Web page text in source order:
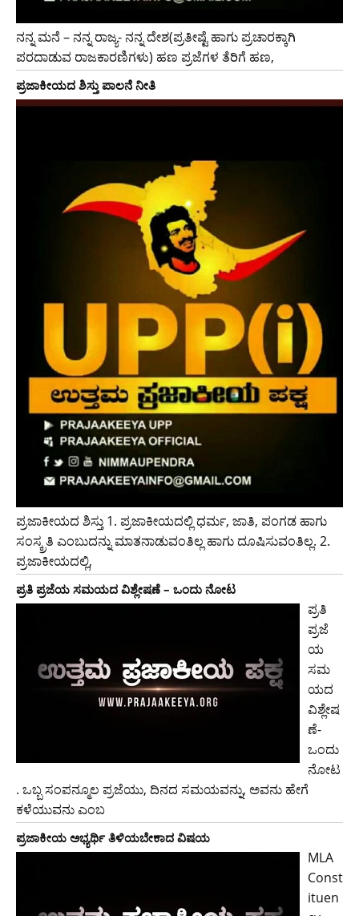
ನನ್ನ ಮನೆ – ನನ್ನ ರಾಜ್ಯ- ನನ್ನ ದೇಶ(ಪ್ರತೀಷ್ಟೆ ಹಾಗು ಪ್ರಚಾರಕ್ಕಾಗಿ
ಪರದಾಡುವ ರಾಜಕಾರಣಿಗಳು) ಹಣ ಪ್ರಜೆಗಳ ತೆರಿಗೆ ಹಣ,
ಪ್ರಜಾಕೀಯದ ಶಿಸ್ತು ಪಾಲನೆ ನೀತಿ
ಪ್ರಜಾಕೀಯದ ಶಿಸ್ತು 1. ಪ್ರಜಾಕೀಯದಲ್ಲಿ ಧರ್ಮ, ಜಾತಿ, ಪಂಗಡ ಹಾಗು
ಸಂಸ್ಕ್ರತಿ ಎಂಬುದನ್ನು ಮಾತನಾಡುವಂತಿಲ್ಲ ಹಾಗು ದೂಷಿಸುವಂತಿಲ್ಲ. 2.
ಪ್ರಜಾಕೀಯದಲ್ಲಿ,
ಪ್ರತಿ ಪ್ರಜೆಯ ಸಮಯದ ವಿಶ್ಲೇಷಣೆ – ಒಂದು ನೋಟ
ಪ್ರತಿ
ಪ್ರಜೆ
ಯ
ಸಮ
ಯದ
ವಿಶ್ಲೇಷ
ಣೆ-
ಒಂದು
ನೋಟ
. ಒಬ್ಬ ಸಂಪನ್ಮೂಲ ಪ್ರಜೆಯು, ದಿನದ ಸಮಯವನ್ನು, ಅವನು ಹೇಗೆ
ಕಳೆಯುವನು ಎಂಬ
ಪ್ರಜಾಕೀಯ ಅಭ್ಯರ್ಥಿ ತಿಳಿಯಬೇಕಾದ ವಿಷಯ
MLA
Const
ituen